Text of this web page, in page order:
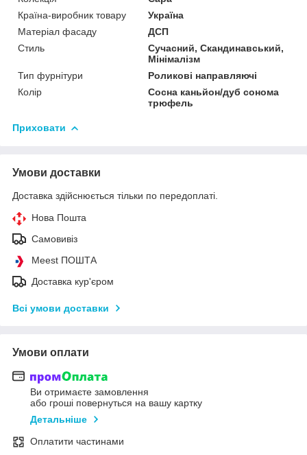
Країна-виробник товару
Україна
Матеріал фасаду
ДСП
Стиль
Сучасний, Скандинавський,
Мінімалізм
Тип фурнітури
Роликові направляючі
Колір
Сосна каньйон/дуб сонома
трюфель
Приховати
Умови доставки
Доставка здійснюється тільки по передоплаті.
Нова Пошта
Самовивіз
Meest ПОШТА
Доставка кур'єром
Всі умови доставки
Умови оплати
Ви отримаєте замовлення
або гроші повернуться на вашу картку
Детальніше
Оплатити частинами